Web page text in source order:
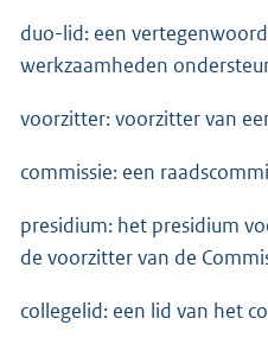
duo-lid: een
werkzaamheden
voorzitter: voorzitter van
commissie: een
presidium: het presidium
de voorzitter van de
collegelid: een lid van het